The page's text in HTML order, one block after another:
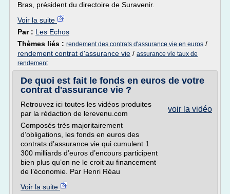
Bras, président du directoire de Suravenir.
Voir la suite
Par : Les Echos
Thèmes liés : rendement des contrats d'assurance vie en euros /
rendement contrat d'assurance vie / assurance vie taux de
rendement
De quoi est fait le fonds en euros de votre
contrat d'assurance vie ?
voir la vidéo
Retrouvez ici toutes les vidéos produites
par la rédaction de lerevenu.com
Composés très majoritairement
d’obligations, les fonds en euros des
contrats d’assurance vie qui cumulent 1
300 milliards d’euros d’encours participent
bien plus qu’on ne le croit au financement
de l’économie. Par Henri Réau
Voir la suite